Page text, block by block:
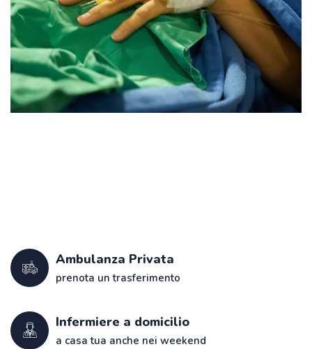
Ambulanza Privata
prenota un trasferimento
Infermiere a domicilio
a casa tua anche nei weekend